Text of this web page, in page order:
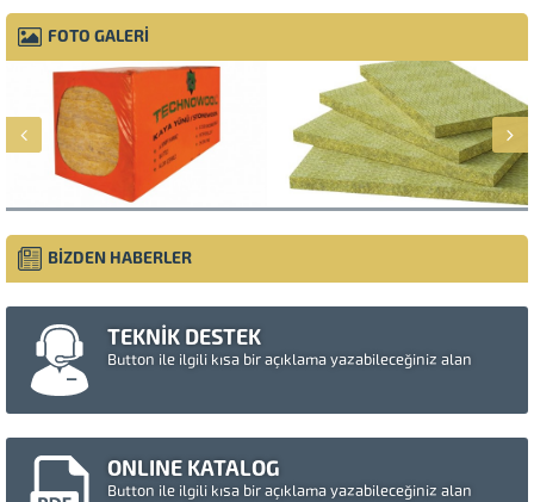
FOTO GALERİ
BİZDEN HABERLER
TEKNİK DESTEK
Button ile ilgili kısa bir açıklama yazabileceğiniz alan
ONLINE KATALOG
Button ile ilgili kısa bir açıklama yazabileceğiniz alan